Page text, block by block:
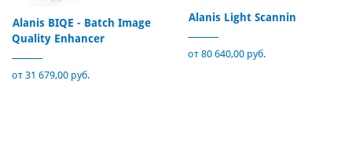
Alanis BIQE - Batch Image
Quality Enhancer
от 31 679,00 руб.
Alanis Light Scannin
от 80 640,00 руб.